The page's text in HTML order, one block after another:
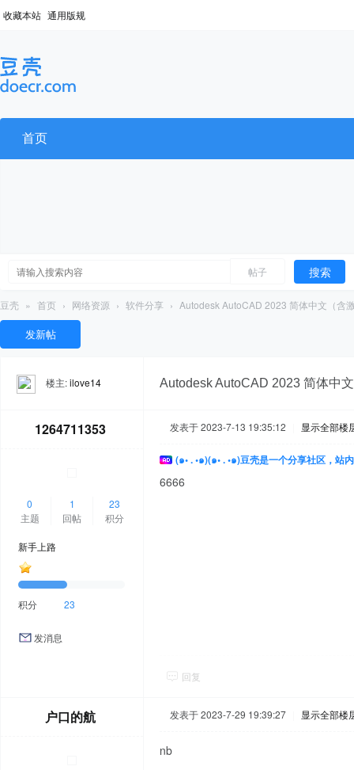
收藏本站 通用版规
首页
帖子 搜索
豆壳 » 首页 › 网络资源 › 软件分享 › Autodesk AutoCAD 2023 简体中文（含
发新帖
楼主:ilove14 Autodesk AutoCAD 2023 简体中
1264711353
0
主题
1
回帖
23
积分
新手上路
积分 23
发消息
发表于 2023-7-13 19:35:12 显示全部楼
(๑• . •๑)(๑• . •๑)豆壳是一个分享社区，站
6666
回复
户口的航 发表于 2023-7-29 19:39:27 显示全部楼
nb